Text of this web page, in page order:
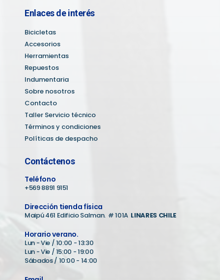
Enlaces de interés
Bicicletas
Accesorios
Herramientas
Repuestos
Indumentaria
Sobre nosotros
Contacto
Taller Servicio técnico
Términos y condiciones
Políticas de despacho
Contáctenos
Teléfono
+569 8891 9151
Dirección tienda física
Maipú 461 Edificio Salman. # 101A LINARES CHILE
Horario verano.
Lun - Vie / 10:00 - 13:30
Lun - Vie / 15:00 - 19:00
Sábados / 10:00 - 14:00